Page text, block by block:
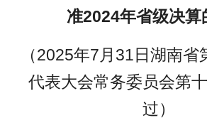
准2024年省级决算
（2025年7月31日湖南省
代表大会常务委员会第
过）